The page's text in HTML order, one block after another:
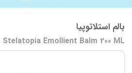
بالم استلاتوپیا
Stelatopia Emollient Balm 200 ML